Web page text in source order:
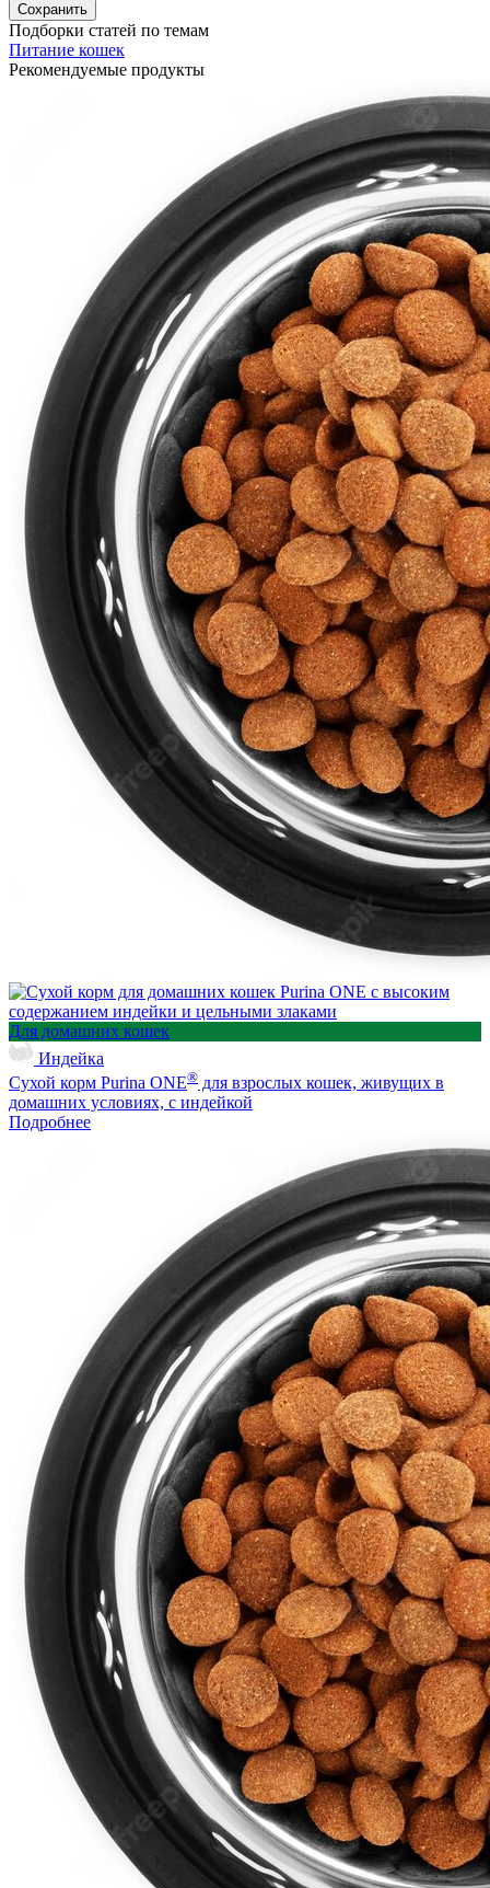
Подборки статей по темам
Питание кошек
Рекомендуемые продукты
Для домашних кошек
Индейка
Сухой корм Purina ONE® для взрослых кошек, живущих в
домашних условиях, с индейкой
Подробнее